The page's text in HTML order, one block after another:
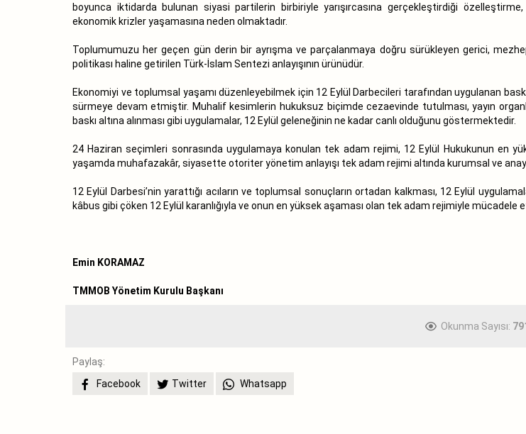
boyunca iktidarda bulunan siyasi partilerin birbiriyle yarışırcasına gerçekleştirdiği
ekonomik krizler yaşamasına neden olmaktadır.
Toplumumuzu her geçen gün derin bir ayrışma ve parçalanmaya doğru sürükleyen gerici,
politikası haline getirilen Türk-İslam Sentezi anlayışının ürünüdür.
Ekonomiyi ve toplumsal yaşamı düzenleyebilmek için 12 Eylül Darbecileri tarafından uygulanan
sürmeye devam etmiştir. Muhalif kesimlerin hukuksuz biçimde cezaevinde tutulması, yayın
baskı altına alınması gibi uygulamalar, 12 Eylül geleneğinin ne kadar canlı olduğunu göstermektedir.
24 Haziran seçimleri sonrasında uygulamaya konulan tek adam rejimi, 12 Eylül Hukukunun en
yaşamda muhafazakâr, siyasette otoriter yönetim anlayışı tek adam rejimi altında kurumsal ve
12 Eylül Darbesi’nin yarattığı acıların ve toplumsal sonuçların ortadan kalkması, 12 Eylül
kâbus gibi çöken 12 Eylül karanlığıyla ve onun en yüksek aşaması olan tek adam rejimiyle mücadele
Emin KORAMAZ
TMMOB Yönetim Kurulu Başkanı
Okunma Sayısı:
Paylaş:
Facebook
Twitter Whatsapp